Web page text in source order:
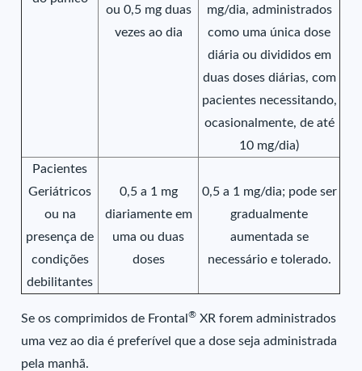
ou 0,5 mg duas
vezes ao dia
mg/dia, administrados
como uma única dose
diária ou divididos em
duas doses diárias, com
pacientes necessitando,
ocasionalmente, de até
10 mg/dia)
Pacientes
Geriátricos
ou na
presença de
condições
debilitantes
0,5 a 1 mg
diariamente em
uma ou duas
doses
0,5 a 1 mg/dia; pode ser
gradualmente
aumentada se
necessário e tolerado.
Se os comprimidos de Frontal® XR forem administrados
uma vez ao dia é preferível que a dose seja administrada
pela manhã.